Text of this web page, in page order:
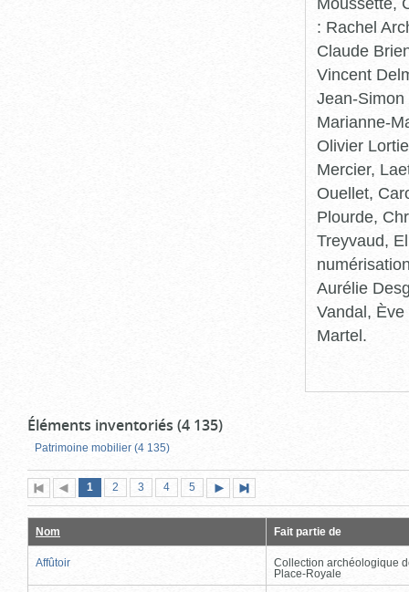
: Rachel
Claude
Vincent
Jean-
Marianne-
Olivier
Mercier,
Ouellet,
Plourde,
Treyvaud,
Aurélie
Vandal,
Martel.
Éléments inventoriés (4 135)
Patrimoine mobilier (4 135)
Première
page
Page
précédente
Page
1 (page
actuelle)
Page
2 Page
3 Page
4 Page
5
suivante
page
Nom Fait partie de
Affûtoir
Collection archéologique
Place-Royale